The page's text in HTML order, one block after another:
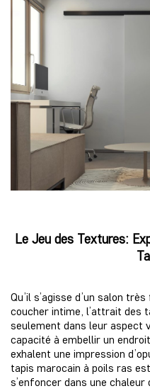
Le Jeu des Textures:
Qu’il s’agisse d’un salon
coucher intime, l’attrait des
seulement dans leur aspect
capacité à embellir un
exhalent une impression
tapis marocain à poils ras
s’enfoncer dans une